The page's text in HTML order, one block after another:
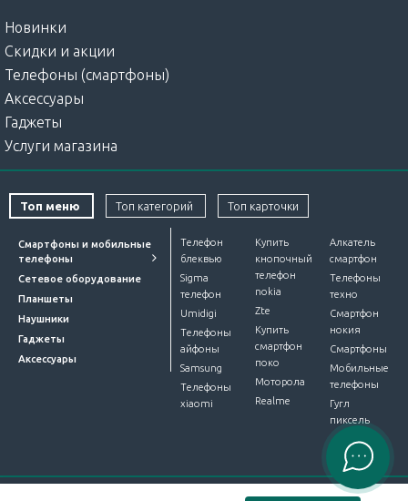
Новинки
Скидки и акции
Телефоны (смартфоны)
Аксессуары
Гаджеты
Услуги магазина
Топ меню Топ категорий Топ карточки
Смартфоны и мобильные
телефоны
Сетевое оборудование
Планшеты
Наушники
Гаджеты
Аксессуары
Телефон
блеквью
Sigma
телефон
Umidigi
Телефоны
айфоны
Samsung
Телефоны
xiaomi
Купить
кнопочный
телефон
nokia
Zte
Купить
смартфон
поко
Моторола
Realme
Алкатель
смартфон
Телефоны
техно
Смартфон
нокия
Смартфоны
Мобильные
телефоны
Гугл
пиксель